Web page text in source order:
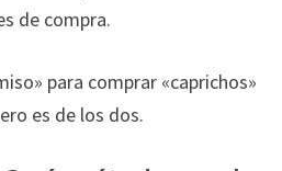
de compra.
para comprar «caprichos»
es de los dos.